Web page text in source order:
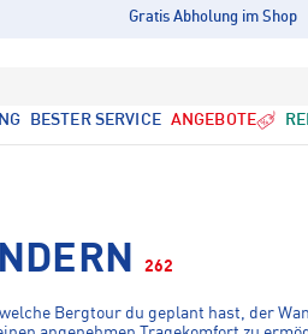
Gratis Abholung im Shop
BESTER SERVICE ANGEBOTE
262
Bergtour du geplant hast, der